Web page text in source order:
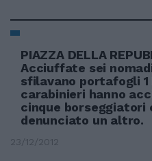
PIAZZA DELLA
Acciuffate sei
sfilavano portafogli 1
carabinieri hanno
cinque borseggiatori
denunciato un altro.
23/12/2012